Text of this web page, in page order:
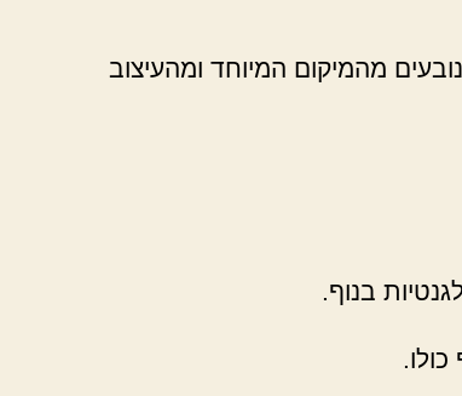
מהמיקום המיוחד ומהעיצוב
בנוף.